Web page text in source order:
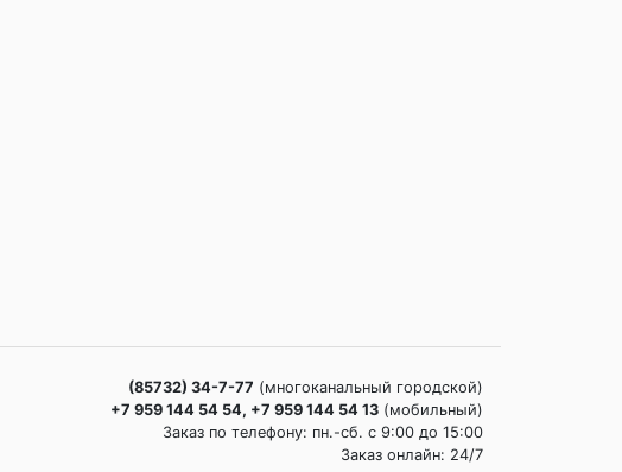
(85732) 34-7-77 (многоканальный городской)
+7 959 144 54 54, +7 959 144 54 13 (мобильный)
Заказ по телефону: пн.-сб. c 9:00 до 15:00
Заказ онлайн: 24/7